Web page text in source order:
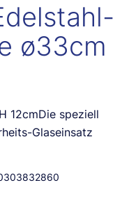
ø33cm
12cmDie speziell
Glaseinsatz